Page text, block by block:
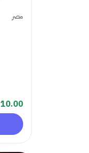
مصر
10.00